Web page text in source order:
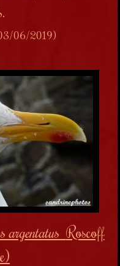
03/06/2019)
argentatus Roscoff